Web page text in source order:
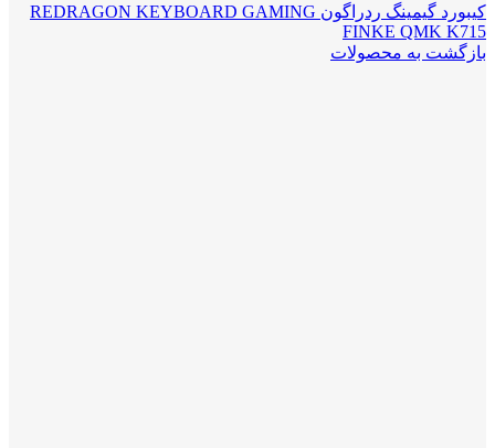
کیبورد گیمینگ ردراگون REDRAGON KEYBOARD GAMING
FINKE QMK K715
بازگشت به محصولات